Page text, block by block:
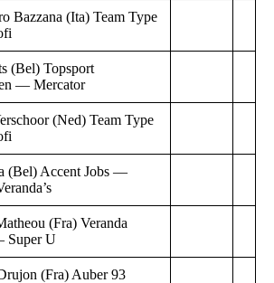
Bazzana (Ita) Team Type
(Bel) Topsport
— Mercator
(Ned) Team Type
(Bel) Accent Jobs —
(Fra) Veranda
Super U
(Fra) Auber 93